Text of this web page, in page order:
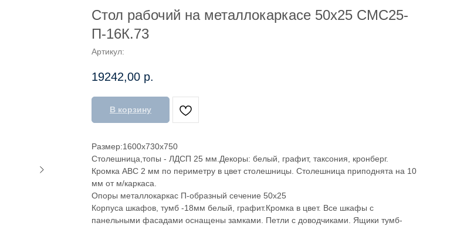
Стол рабочий на металлокаркасе 50х25 СМС25-
П-16К.73
Артикул:
19242,00 р.
В корзину
Размер:1600х730х750
Столешница,топы - ЛДСП 25 мм.Декоры: белый, графит, таксония, кронберг.
Кромка АВС 2 мм по периметру в цвет столешницы. Столешница приподнята на 10
мм от м/каркаса.
Опоры металлокаркас П-образный сечение 50х25
Корпуса шкафов, тумб -18мм белый, графит.Кромка в цвет. Все шкафы с
панельными фасадами оснащены замками. Петли с доводчиками. Ящики тумб-